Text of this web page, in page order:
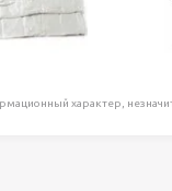
характер,